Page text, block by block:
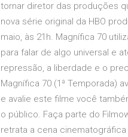
tornar diretor das produções
nova série original da HBO
maio, às 21h. Magnífica 70
para falar de algo universal e
repressão, a liberdade e o
Magnífica 70 (1ª Temporada)
e avalie este filme você
o público. Faça parte do
retrata a cena